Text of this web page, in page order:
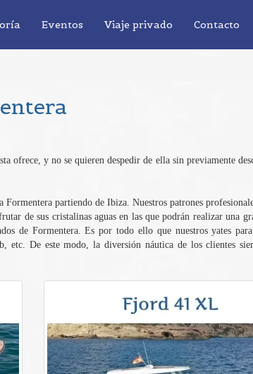
Eventos Viaje privado Contacto
ofrece, y no se quieren despedir de ella sin previamente
partiendo de Ibiza. Nuestros patrones
de sus cristalinas aguas en las que podrán realizar una
de Formentera. Es por todo ello que nuestros yates
etc. De este modo, la diversión náutica de los clientes